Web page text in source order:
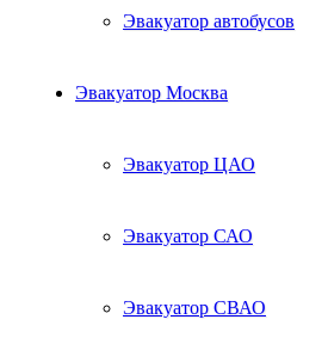
Эвакуатор автобусов
Эвакуатор Москва
Эвакуатор ЦАО
Эвакуатор САО
Эвакуатор СВАО